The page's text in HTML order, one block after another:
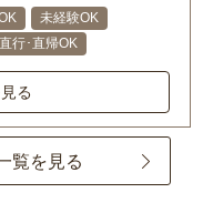
未経験OK
直行･直帰OK
る
覧を見る